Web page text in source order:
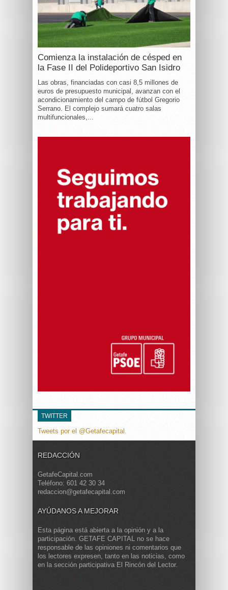
Comienza la instalación de césped en
la Fase II del Polideportivo San Isidro
Las obras, financiadas con casi 8,5 millones de
euros de presupuesto municipal, avanzan con el
acondicionamiento del campo de fútbol Gregorio
Serrano. El complejo sumará cuatro salas
multifuncionales,...
TWITTER
Tweets por el @Getafecapital.
REDACCIÓN
GetafeCapital.com
Teléfono: 601 42 30 34
redaccion@getafecapital.com
AYÚDANOS A MEJORAR
Esta página está abierta a la opinión y a la
participación. GETAFE CAPITAL no se hace
responsable de las opiniones ni comentarios que
los lectores expresen, tanto en las noticias, como
en la sección participativa El Rincón del Lector.